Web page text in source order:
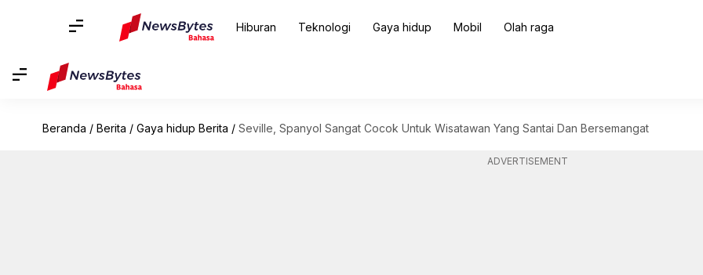
Hiburan Teknologi Gaya hidup Mobil Olah raga
Beranda / Berita / Gaya hidup Berita / Seville, Spanyol Sangat Cocok Untuk Wisatawan Yang Santai Dan Bersemangat
ADVERTISEMENT